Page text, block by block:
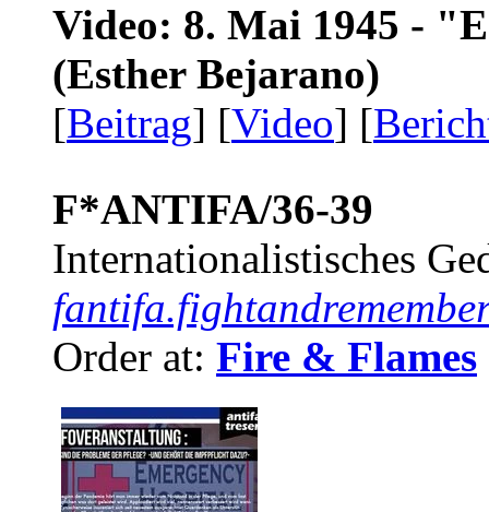
Video: 8. Mai 1945 -
(Esther Bejarano)
[Beitrag] [Video] [
F*ANTIFA/36-39
Internationalistisches
Order at: Fire & Flames